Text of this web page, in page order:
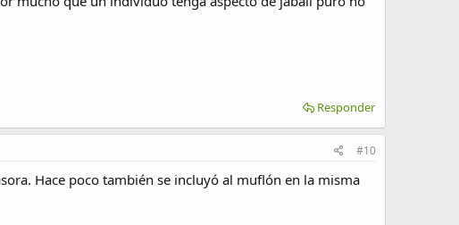
Responder
#10
Hace poco también se incluyó al muflón en la misma